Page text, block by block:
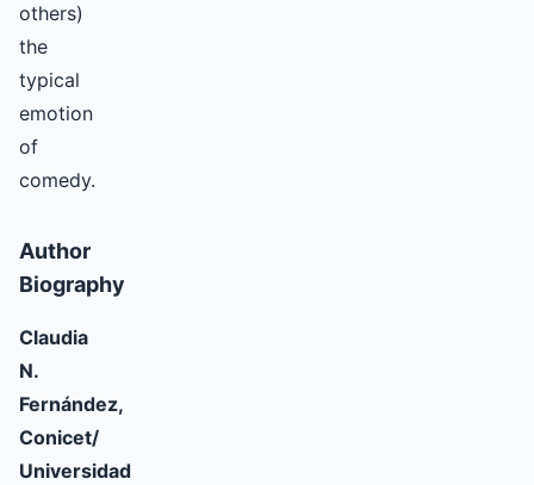
others)
the
typical
emotion
of
comedy.
Author
Biography
Claudia
N.
Fernández,
Conicet/
Universidad